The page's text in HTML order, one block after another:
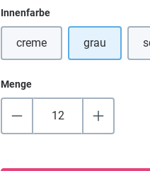
Innenfarbeauswählen
creme(Diese Option ist zurzeit
grau
Menge